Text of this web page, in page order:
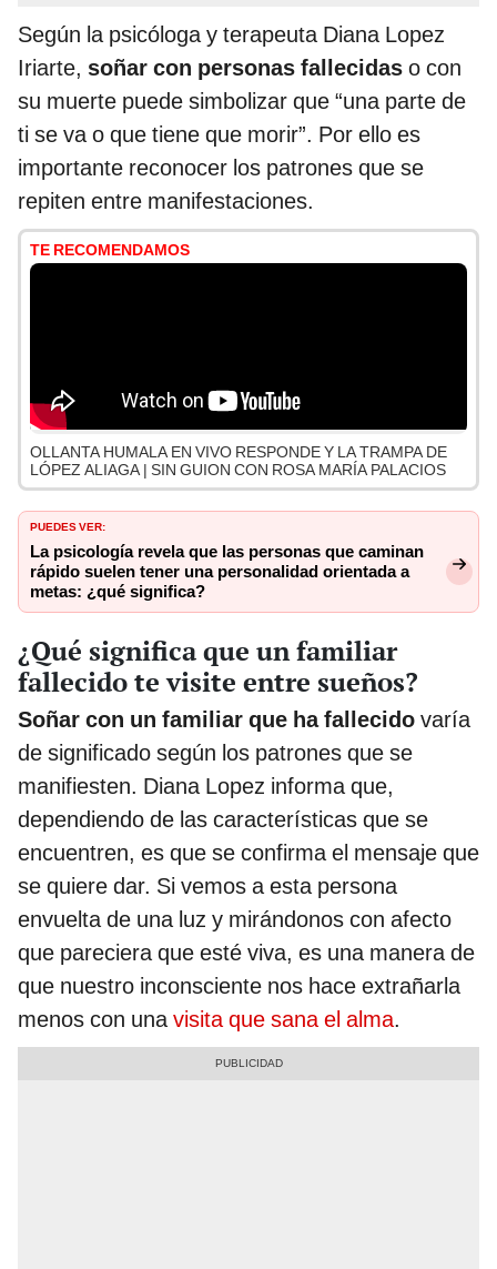
Según la psicóloga y terapeuta Diana Lopez
Iriarte, soñar con personas fallecidas o con
su muerte puede simbolizar que “una parte de
ti se va o que tiene que morir”. Por ello es
importante reconocer los patrones que se
repiten entre manifestaciones.
TE RECOMENDAMOS
OLLANTA HUMALA EN VIVO RESPONDE Y LA TRAMPA DE
LÓPEZ ALIAGA | SIN GUION CON ROSA MARÍA PALACIOS
PUEDES VER:
La psicología revela que las personas que caminan
rápido suelen tener una personalidad orientada a
metas: ¿qué significa?
¿Qué significa que un familiar
fallecido te visite entre sueños?
Soñar con un familiar que ha fallecido varía
de significado según los patrones que se
manifiesten. Diana Lopez informa que,
dependiendo de las características que se
encuentren, es que se confirma el mensaje que
se quiere dar. Si vemos a esta persona
envuelta de una luz y mirándonos con afecto
que pareciera que esté viva, es una manera de
que nuestro inconsciente nos hace extrañarla
menos con unavisita que sana el alma.